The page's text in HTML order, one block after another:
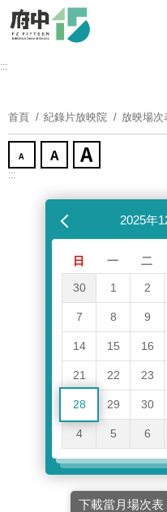
要
塊
:::
首頁 紀錄片放映院 放映場次
:::
2025年
日 一 二
30 1 2
7 8 9
14 15 16
21 22 23
28 29 30
4 5 6
下載當月場次表